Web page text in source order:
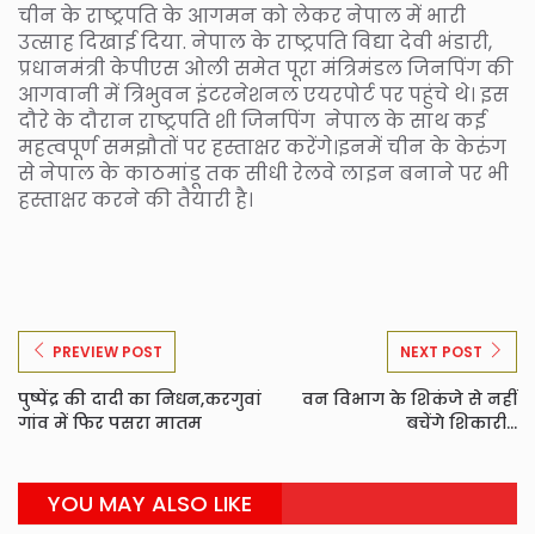
चीन के राष्ट्रपति के आगमन को लेकर नेपाल में भारी
उत्साह दिखाई दिया. नेपाल के राष्ट्रपति विद्या देवी भंडारी,
प्रधानमंत्री केपीएस ओली समेत पूरा मंत्रिमंडल जिनपिंग की
आगवानी में त्रिभुवन इंटरनेशनल एयरपोर्ट पर पहुंचे थे। इस
दौरे के दौरान राष्ट्रपति शी जिनपिंग नेपाल के साथ कई
महत्वपूर्ण समझौतों पर हस्ताक्षर करेंगे।इनमें चीन के केरुंग
से नेपाल के काठमांडू तक सीधी रेलवे लाइन बनाने पर भी
हस्ताक्षर करने की तैयारी है।
PREVIEW POST
पुष्पेंद्र की दादी का निधन,करगुवां
गांव में फिर पसरा मातम
NEXT POST
वन विभाग के शिकंजे से नहीं
बचेंगे शिकारी...
YOU MAY ALSO LIKE